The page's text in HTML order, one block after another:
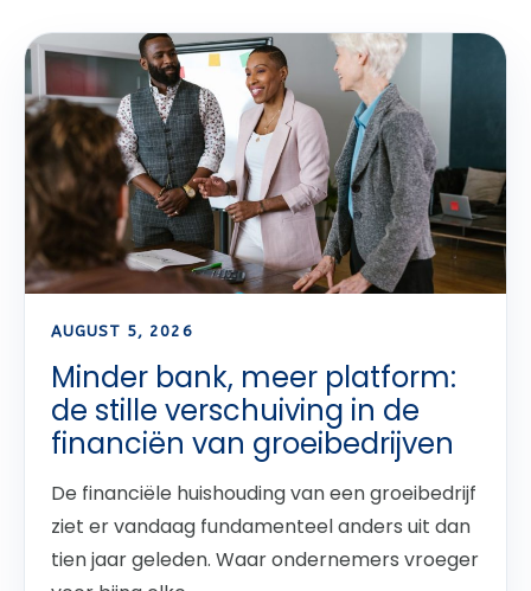
AUGUST 5, 2026
Minder bank, meer platform:
de stille verschuiving in de
financiën van groeibedrijven
De financiële huishouding van een groeibedrijf
ziet er vandaag fundamenteel anders uit dan
tien jaar geleden. Waar ondernemers vroeger